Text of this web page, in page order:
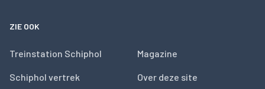
ZIE OOK
Treinstation Schiphol
Schiphol vertrek
Magazine
Over deze site